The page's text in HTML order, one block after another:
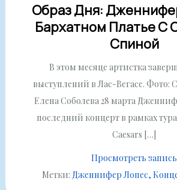
Образ Дня:
Бархатном Платье С
Спиной
В этом месяце артистка
выступлений в Лас-Вегасе. Фото:
Елена Соболева 28 марта
последний концерт в рамках
Caesars […]
Просмотреть запись
Метки: Дженнифер Лопес